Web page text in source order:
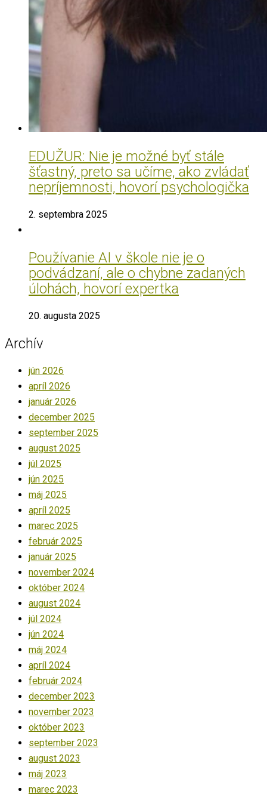
EDUŽUR: Nie je možné byť stále
šťastný, preto sa učíme, ako zvládať
nepríjemnosti, hovorí psychologička
2. septembra 2025
Používanie AI v škole nie je o
podvádzaní, ale o chybne zadaných
úlohách, hovorí expertka
20. augusta 2025
Archív
jún 2026
apríl 2026
január 2026
december 2025
september 2025
august 2025
júl 2025
jún 2025
máj 2025
apríl 2025
marec 2025
február 2025
január 2025
november 2024
október 2024
august 2024
júl 2024
jún 2024
máj 2024
apríl 2024
február 2024
december 2023
november 2023
október 2023
september 2023
august 2023
máj 2023
marec 2023